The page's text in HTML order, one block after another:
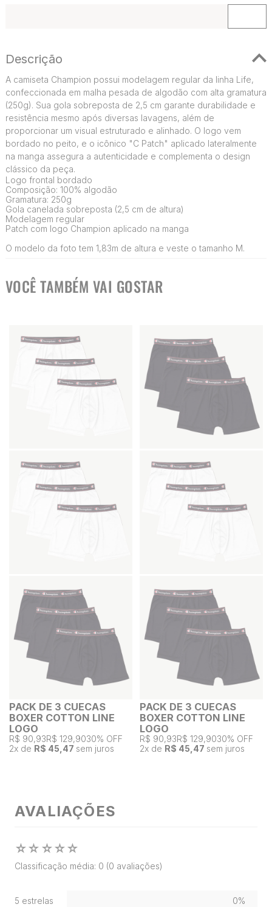
Descrição
A camiseta Champion possui modelagem regular da linha Life,
confeccionada em malha pesada de algodão com alta gramatura
(250g). Sua gola sobreposta de 2,5 cm garante durabilidade e
resistência mesmo após diversas lavagens, além de
proporcionar um visual estruturado e alinhado. O logo vem
bordado no peito, e o icônico "C Patch" aplicado lateralmente
na manga assegura a autenticidade e complementa o design
clássico da peça.
Logo frontal bordado
Composição: 100% algodão
Gramatura: 250g
Gola canelada sobreposta (2,5 cm de altura)
Modelagem regular
Patch com logo Champion aplicado na manga
O modelo da foto tem 1,83m de altura e veste o tamanho M.
VOCÊ TAMBÉM VAI GOSTAR
PACK DE 3 CUECAS
BOXER COTTON LINE
LOGO
R$ 90,93R$ 129,9030% OFF
2x de R$ 45,47 sem juros
PACK DE 3 CUECAS
BOXER COTTON LINE
LOGO
R$ 90,93R$ 129,9030% OFF
2x de R$ 45,47 sem juros
AVALIAÇÕES
☆☆ ☆☆☆
Classificação média: 0 (0 avaliações)
5 estrelas 0%